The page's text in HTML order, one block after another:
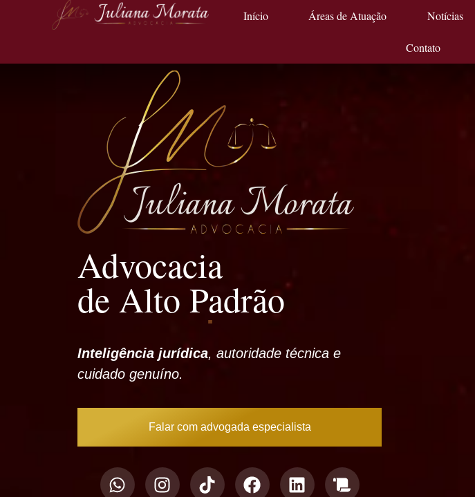
Início Áreas de Atuação Notícias
Contato
Advocacia
de Alto Padrão
Inteligência jurídica, autoridade técnica e
cuidado genuíno.
Falar com advogada especialista